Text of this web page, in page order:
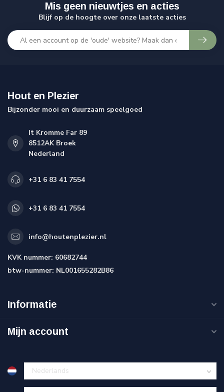
Mis geen nieuwtjes en acties
Blijf op de hoogte over onze laatste acties
Hout en Plezier
Bijzonder mooi en duurzaam speelgoed
It Kromme Far 89
8512AK Broek
Nederland
+31 6 83 41 7554
+31 6 83 41 7554
info@houtenplezier.nl
KVK nummer: 60682744
btw-nummer: NL001655282B86
Informatie
Mijn account